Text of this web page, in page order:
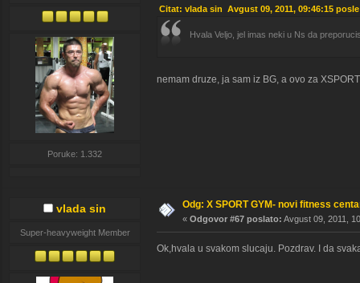
Poruke: 1.332
Citat: vlada sin Avgust 09, 2011, 09:46:15
Hvala Veljo, jel imas neki u Ns da
nemam druze, ja sam iz BG, a ovo za
vlada sin
Super-heavyweight Member
Odg: X SPORT GYM- novi fitness
« Odgovor #67 poslato: Avgust 09, 2011,
Ok,hvala u svakom slucaju. Pozdrav. I da